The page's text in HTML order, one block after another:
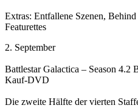
Extras: Entfallene Szenen,
Featurettes
2. September
Battlestar Galactica – Season 4.2
Kauf-DVD
Die zweite Hälfte der vierten